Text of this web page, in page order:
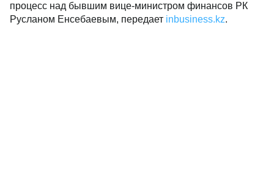
процесс над бывшим вице-министром финансов РК
Русланом Енсебаевым, передает inbusiness.kz.